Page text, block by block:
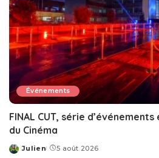
Événements
FINAL CUT, série
du Cinéma
Posted
Julien 5 août 2026